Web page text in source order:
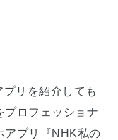
リを紹介しても
プロフェッショナ
アプリ『NHK私の